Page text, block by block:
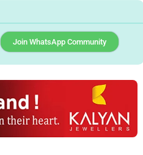
Join WhatsApp Community